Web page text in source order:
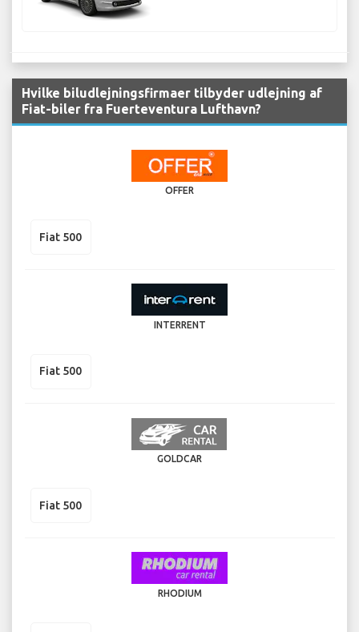
Hvilke biludlejningsfirmaer tilbyder udlejning af
Fiat-biler fra Fuerteventura Lufthavn?
OFFER
Fiat 500
INTERRENT
Fiat 500
GOLDCAR
Fiat 500
RHODIUM